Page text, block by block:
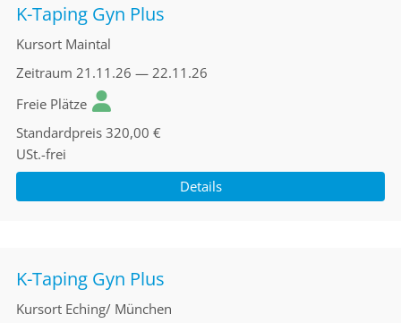
K-Taping Gyn Plus
Kursort Maintal
Zeitraum 21.11.26 — 22.11.26
Freie Plätze
Standardpreis 320,00 €
USt.-frei
Details
K-Taping Gyn Plus
Kursort Eching/ München